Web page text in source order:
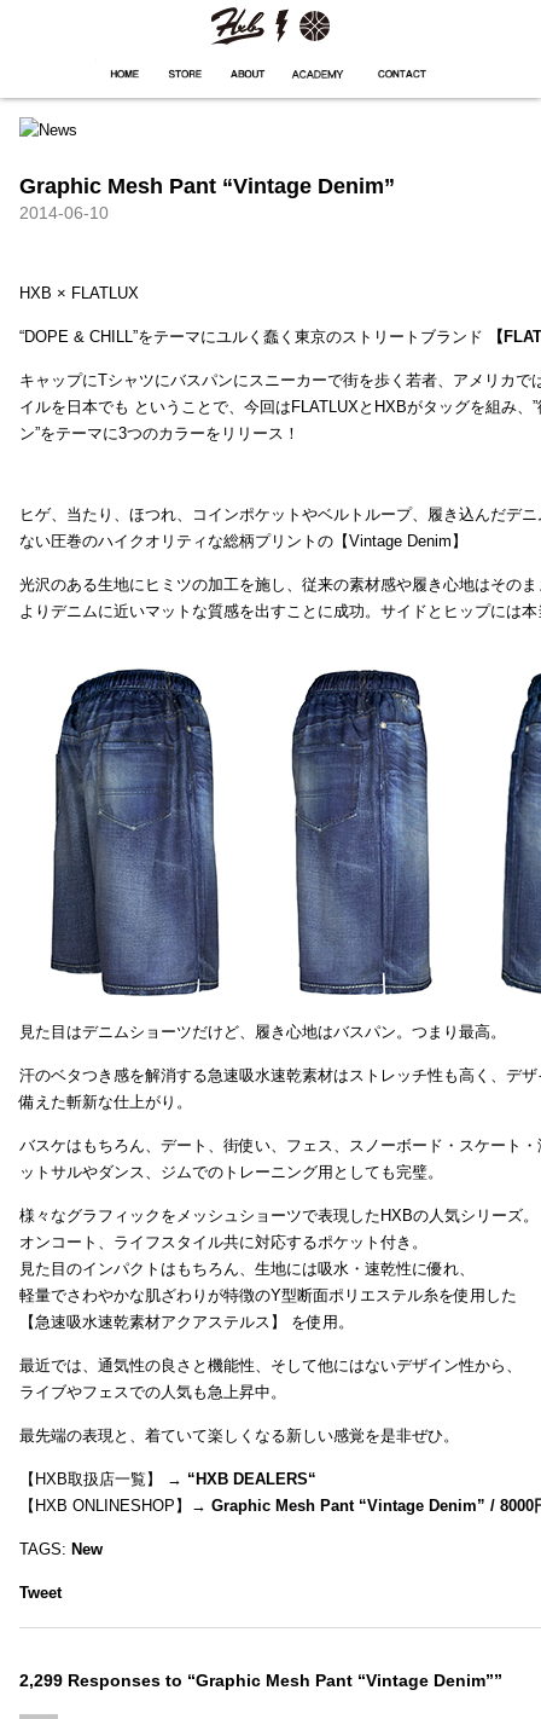
Graphic Mesh Pant “Vintage Denim”
2014-06-10
HXB × FLATLUX
“DOPE & CHILL”をテーマにユルく蠢く東京のストリートブランド 【
キャップにTシャツにバスパンにスニーカーで街を歩く若者、アメリカで
イルを日本でも ということで、今回はFLATLUXとHXBがタッグを組み、
ン”をテーマに3つのカラーをリリース！
ヒゲ、当たり、ほつれ、コインポケットやベルトループ、履き込んだデ
ない圧巻のハイクオリティな総柄プリントの【Vintage Denim】
光沢のある生地にヒミツの加工を施し、従来の素材感や履き心地はそのま
よりデニムに近いマットな質感を出すことに成功。サイドとヒップには
見た目はデニムショーツだけど、履き心地はバスパン。つまり最高。
汗のベタつき感を解消する急速吸水速乾素材はストレッチ性も高く、デ
備えた斬新な仕上がり。
バスケはもちろん、デート、街使い、フェス、スノーボード・スケート
ットサルやダンス、ジムでのトレーニング用としても完璧。
様々なグラフィックをメッシュショーツで表現したHXBの人気シリーズ。
オンコート、ライフスタイル共に対応するポケット付き。
見た目のインパクトはもちろん、生地には吸水・速乾性に優れ、
軽量でさわやかな肌ざわりが特徴のY型断面ポリエステル糸を使用した
【急速吸水速乾素材アクアステルス】 を使用。
最近では、通気性の良さと機能性、そして他にはないデザイン性から、
ライブやフェスでの人気も急上昇中。
最先端の表現と、着ていて楽しくなる新しい感覚を是非ぜひ。
【HXB取扱店一覧】 → “HXB DEALERS“
【HXB ONLINESHOP】→ Graphic Mesh Pant “Vintage Denim” / 8000
TAGS: New
Tweet
2,299 Responses to “Graphic Mesh Pant “Vintage Denim””